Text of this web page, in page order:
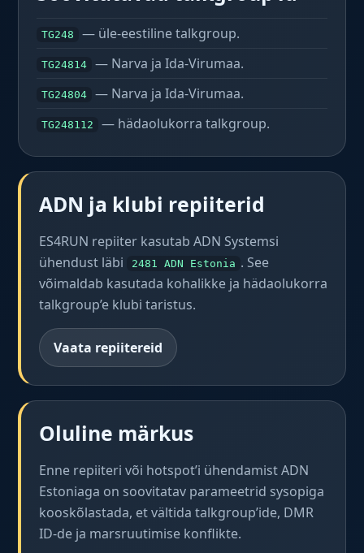
TG248 — üle-eestiline talkgroup.
TG24814 — Narva ja Ida-Virumaa.
TG24804 — Narva ja Ida-Virumaa.
TG248112 — hädaolukorra talkgroup.
ADN ja klubi repiiterid
ES4RUN repiiter kasutab ADN Systemsi
ühendust läbi
2481 ADN Estonia . See
võimaldab kasutada kohalikke ja hädaolukorra
talkgroup’e klubi taristus.
Vaata repiitereid
Oluline märkus
Enne repiiteri või hotspot’i ühendamist ADN
Estoniaga on soovitatav parameetrid sysopiga
kooskõlastada, et vältida talkgroup’ide, DMR
ID-de ja marsruutimise konflikte.